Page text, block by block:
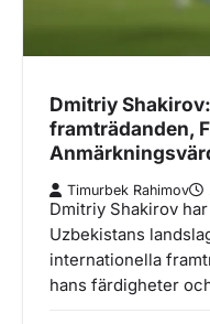
Dmitriy
framträdanden,
Timurbek Rahimov
Dmitriy Shakirov
Uzbekistans
internationella
hans färdigheter